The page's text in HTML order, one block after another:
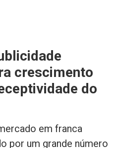
crescimento
do
em franca
por um grande número